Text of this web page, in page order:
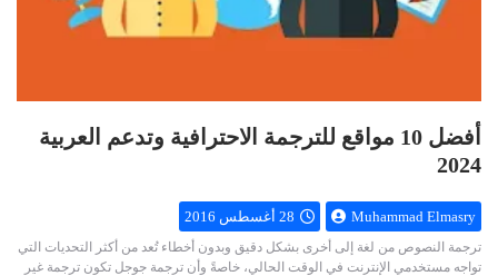
أفضل 10 مواقع للترجمة الاحترافية وتدعم العربية
2024
Muhammad Elmasry 28 أغسطس 2016
ترجمة النصوص من لغة إلى أخرى بشكل دقيق وبدون أخطاء تُعد من أكثر التحديات التي
تواجه مستخدمي الإنترنت في الوقت الحالي، خاصةً وأن ترجمة جوجل تكون ترجمة غير